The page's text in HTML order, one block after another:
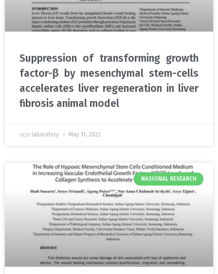
Suppression of transforming growth
factor-β by mesenchymal stem-cells
accelerates liver regeneration in liver
fibrosis animal model
sccr laboratory May 11, 2022
NASIONAL RESEARCH